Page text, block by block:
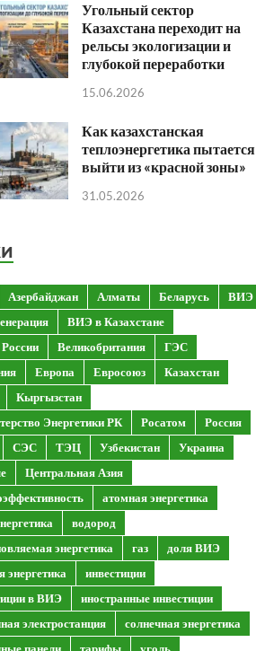
Угольный сектор
Казахстана переходит на
рельсы экологизации и
глубокой переработки
15.06.2026
Как казахстанская
теплоэнергетика пытается
выйти из «красной зоны»
31.05.2026
Азербайджан Алматы Беларусь
ВИЭ
ВИЭ в Казахстане
Великобритания
ГЭС
Европа Евросоюз
Казахстан
Кыргызстан
Энергетики РК
Росатом
Россия
СЭС ТЭЦ Узбекистан
Украина
Центральная Азия
атомная энергетика
водород
энергетика
газ
доля ВИЭ
энергетика
инвестиции
в ВИЭ
иностранные инвестиции
электростанция
солнечная энергетика
панели
тарифы уголь